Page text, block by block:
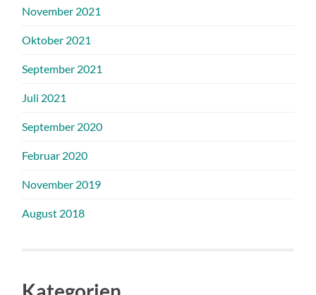
November 2021
Oktober 2021
September 2021
Juli 2021
September 2020
Februar 2020
November 2019
August 2018